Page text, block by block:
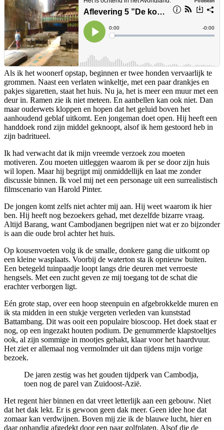
Als ik het woonerf opstap, beginnen er twee honden vervaarlijk te
grommen. Naast een verlaten winkeltje, met een paar drankjes en
pakjes sigaretten, staat het huis. Nu ja, het is meer een muur met een
deur in. Ramen zie ik niet meteen. En aanbellen kan ook niet. Dan
maar ouderwets kloppen en hopen dat het geluid boven het
aanhoudend geblaf uitkomt. Een jongeman doet open. Hij heeft een
handdoek rond zijn middel geknoopt, alsof ik hem gestoord heb in
zijn badritueel.
Ik had verwacht dat ik mijn vreemde verzoek zou moeten
motiveren. Zou moeten uitleggen waarom ik per se door zijn huis
wil lopen. Maar hij begrijpt mij onmiddellijk en laat me zonder
discussie binnen. Ik voel mij net een personage uit een surrealistisch
filmscenario van Harold Pinter.
De jongen komt zelfs niet achter mij aan. Hij weet waarom ik hier
ben. Hij heeft nog bezoekers gehad, met dezelfde bizarre vraag.
Altijd Barang, want Cambodjanen begrijpen niet wat er zo bijzonder
is aan die oude brol achter het huis.
Op kousenvoeten volg ik de smalle, donkere gang die uitkomt op
een kleine wasplaats. Voorbij de waterton sta ik opnieuw buiten.
Een betegeld tuinpaadje loopt langs drie deuren met verroeste
hengsels. Met een zucht geven ze mij toegang tot de schat die
erachter verborgen ligt.
Eén grote stap, over een hoop steenpuin en afgebrokkelde muren en
ik sta midden in een stukje vergeten verleden van kunststad
Battambang. Dit was ooit een populaire bioscoop. Het doek staat er
nog, op een ingezakt houten podium. De genummerde klapstoeltjes
ook, al zijn sommige in mootjes gehakt, klaar voor het haardvuur.
Het ziet er allemaal nog vermolmder uit dan tijdens mijn vorige
bezoek.
De jaren zestig was het gouden tijdperk van Cambodja,
toen nog de parel van Zuidoost-Azië.
Het regent hier binnen en dat vreet letterlijk aan een gebouw. Niet
dat het dak lekt. Er is gewoon geen dak meer. Geen idee hoe dat
zomaar kan verdwijnen. Boven mij zie ik de blauwe lucht, hier en
daar onhandig afgedekt door een paar golfplaten. Alsof die de